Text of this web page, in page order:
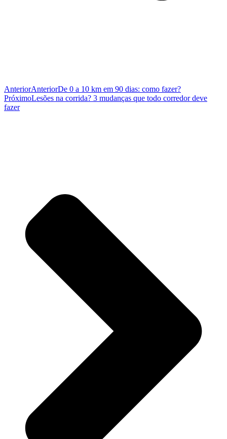
AnteriorAnteriorDe 0 a 10 km em 90 dias: como fazer?
PróximoLesões na corrida? 3 mudanças que todo corredor deve
fazer